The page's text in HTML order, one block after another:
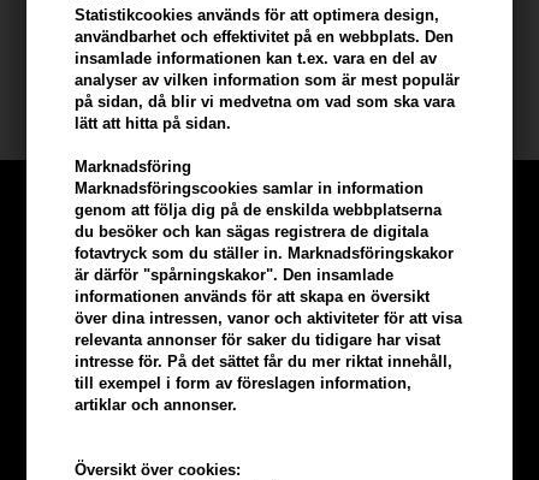
Statistikcookies används för att optimera design,
användbarhet och effektivitet på en webbplats. Den
insamlade informationen kan t.ex. vara en del av
analyser av vilken information som är mest populär
på sidan, då blir vi medvetna om vad som ska vara
lätt att hitta på sidan.
Marknadsföring
Marknadsföringscookies samlar in information
genom att följa dig på de enskilda webbplatserna
du besöker och kan sägas registrera de digitala
fotavtryck som du ställer in. Marknadsföringskakor
är därför "spårningskakor". Den insamlade
informationen används för att skapa en översikt
över dina intressen, vanor och aktiviteter för att visa
relevanta annonser för saker du tidigare har visat
intresse för. På det sättet får du mer riktat innehåll,
till exempel i form av föreslagen information,
artiklar och annonser.
Översikt över cookies:
Innehåll: 250 ml
Kerastase